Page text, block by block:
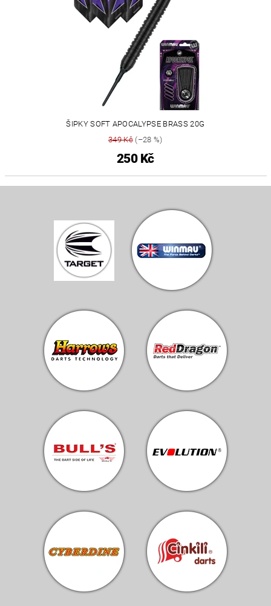
ŠIPKY SOFT APOCALYPSE BRASS 20G
349 Kč(–28 %)
250 Kč